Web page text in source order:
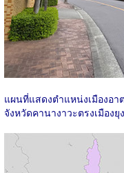
แผนที่แสดงตำแหน่งเมืองอ
จังหวัดคานางาวะตรงเมืองยุ